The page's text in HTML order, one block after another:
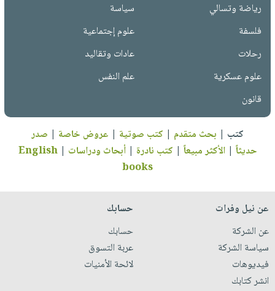
رياضة وتسالي
سياسة
فلسفة
علوم إجتماعية
رحلات
عادات وتقاليد
علوم عسكرية
علم النفس
قانون
كتب | بحث متقدم | كتب صوتية | عروض خاصة | صدر
حديثاً |الأكثر مبيعاً | كتب نادرة |أبحاث ودراسات |
English
books
عن نيل وفرات
عن الشركة
سياسة الشركة
فيديوهات
انشر كتابك
حسابك
حسابك
عربة التسوق
لائحة الأمنيات